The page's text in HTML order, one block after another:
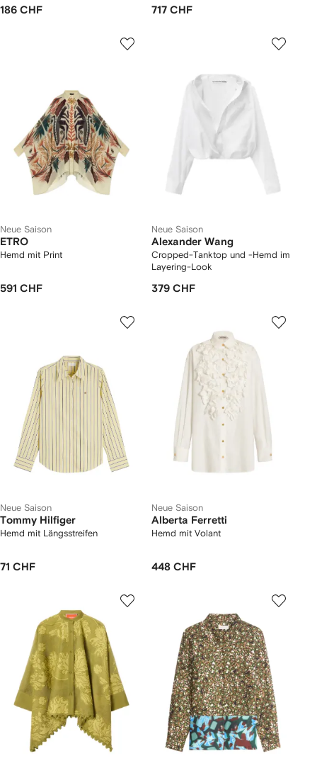
186 CHF 717 CHF
Neue Saison
ETRO
Hemd mit Print
591 CHF
Neue Saison
Alexander Wang
Cropped-Tanktop und -Hemd im
Layering-Look
379 CHF
Neue Saison
Tommy Hilfiger
Hemd mit Längsstreifen
71 CHF
Neue Saison
Alberta Ferretti
Hemd mit Volant
448 CHF